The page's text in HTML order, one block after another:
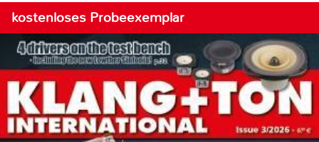
kostenloses Probeexemplar